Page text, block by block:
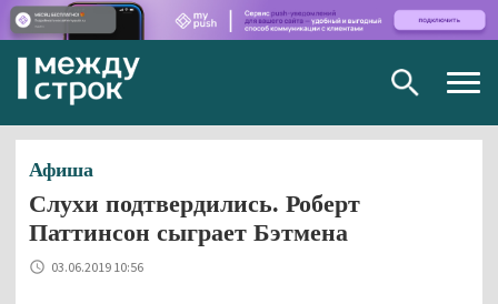
Афиша
Слухи подтвердились. Роберт
Паттинсон сыграет Бэтмена
03.06.2019 10:56